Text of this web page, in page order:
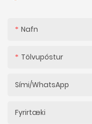
Nafn
Tölvupóstur
Sími/WhatsApp
Fyrirtæki